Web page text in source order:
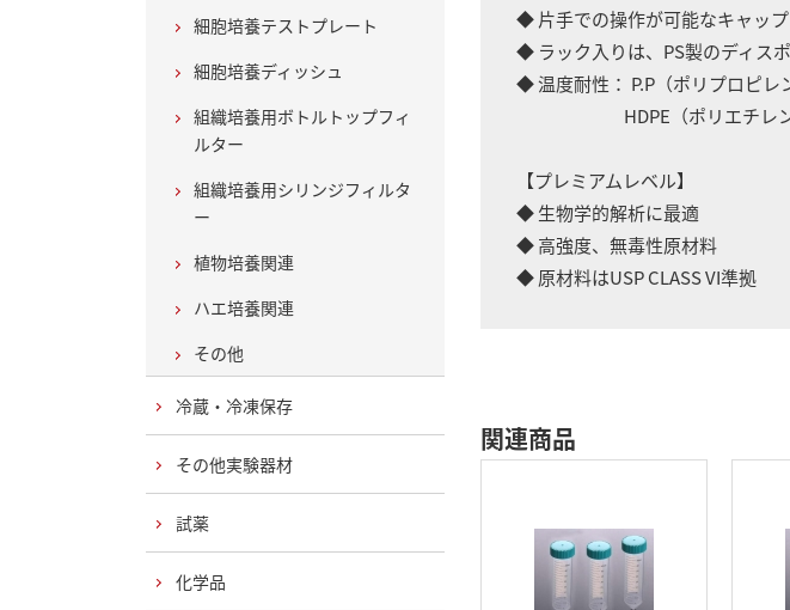
◆ 片手での操作が可能なキャップ
◆ ラック入りは、PS製のディス
◆ 温度耐性： P.P（ポリプロピ
HDPE（ポリエチレン
【プレミアムレベル】
◆ 生物学的解析に最適
◆ 高強度、無毒性原材料
◆ 原材料はUSP CLASS VI準拠
関連商品
細胞培養テストプレート
細胞培養ディッシュ
組織培養用ボトルトップフィ
ルター
組織培養用シリンジフィルタ
ー
植物培養関連
ハエ培養関連
その他
冷蔵・冷凍保存
その他実験器材
試薬
化学品